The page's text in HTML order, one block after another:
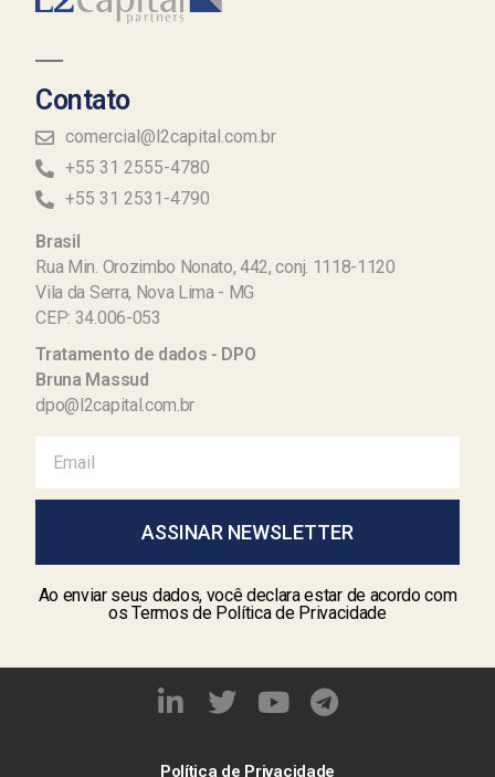
Contato
comercial@l2capital.com.br
+55 31 2555-4780
+55 31 2531-4790
Brasil
Rua Min. Orozimbo Nonato, 442, conj. 1118-1120
Vila da Serra, Nova Lima - MG
CEP: 34.006-053
Tratamento de dados - DPO
Bruna Massud
dpo@l2capital.com.br
ASSINAR NEWSLETTER
Ao enviar seus dados, você declara estar de acordo com
os Termos de Política de Privacidade
Política de Privacidade